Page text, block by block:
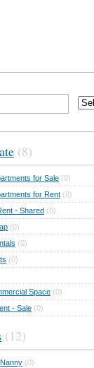
(8)
for Sale (0)
for Rent (8)
- Shared (0)
(0)
(0)
(0)
Space (0)
- Sale (0)
(12)
(0)